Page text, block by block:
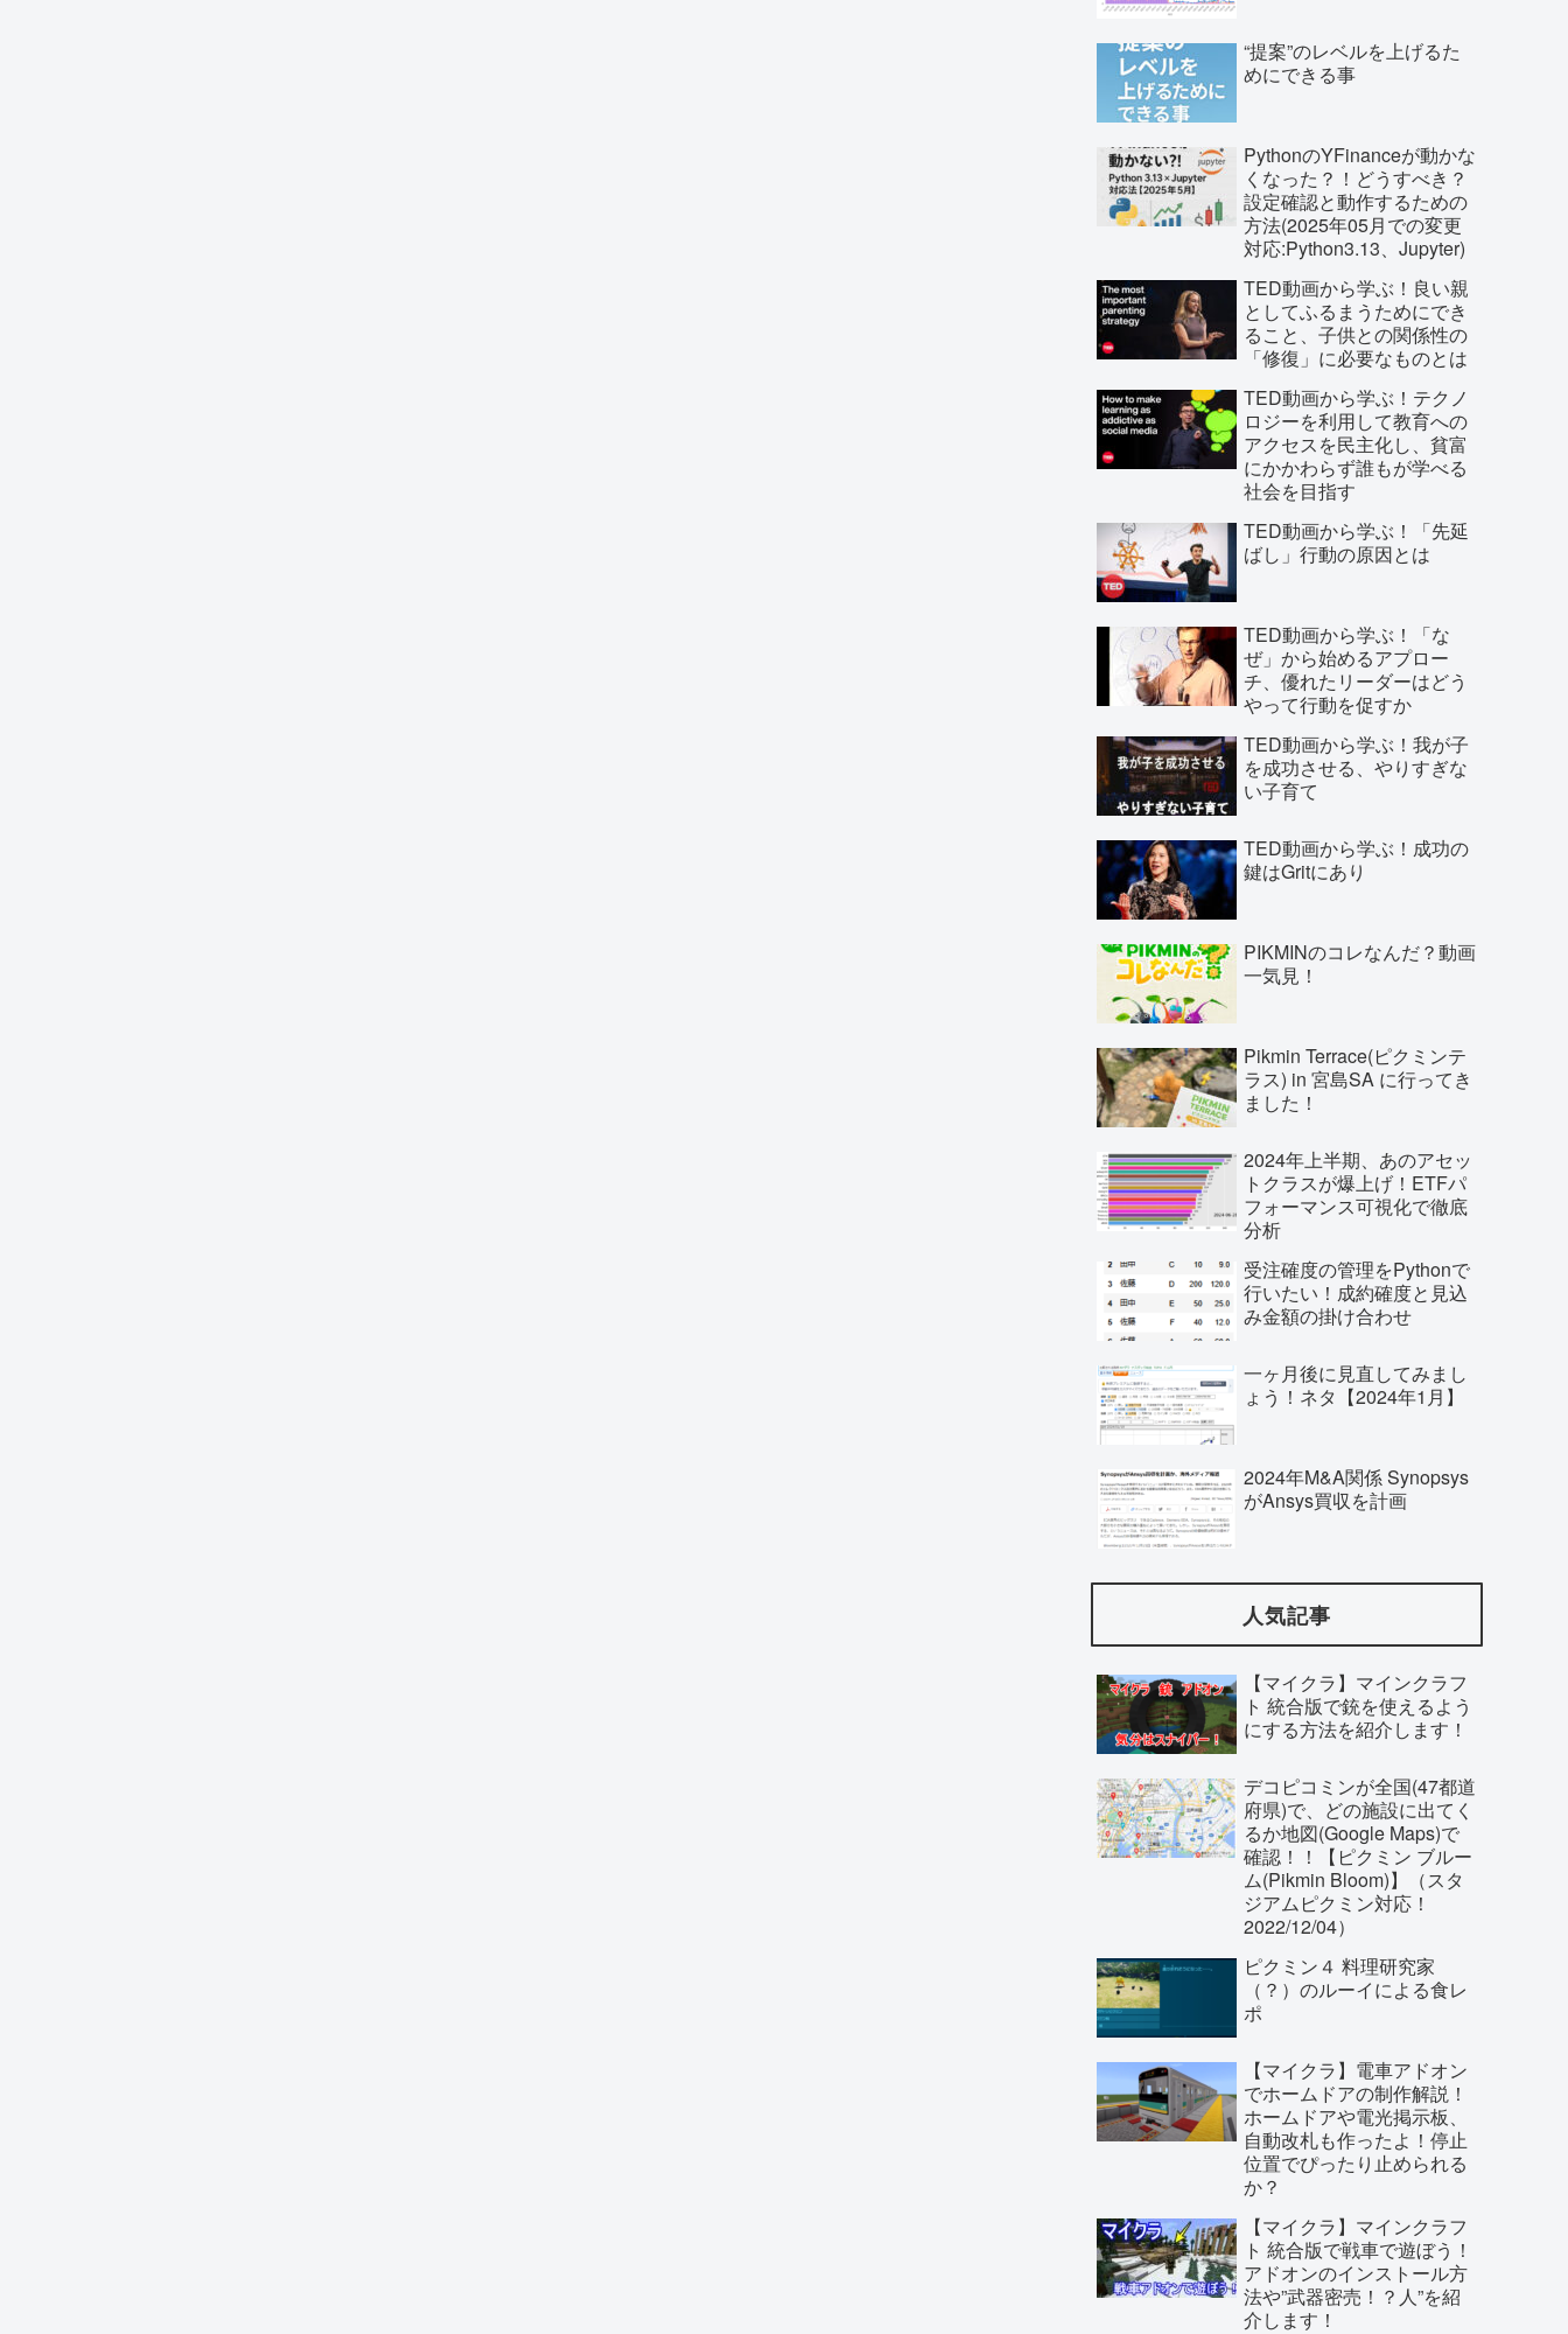
“提案”のレベルを上げるた
めにできる事
PythonのYFinanceが動かな
くなった？！どうすべき？
設定確認と動作するための
方法(2025年05月での変更
対応:Python3.13、Jupyter)
TED動画から学ぶ！良い親
としてふるまうためにでき
ること、子供との関係性の
「修復」に必要なものとは
TED動画から学ぶ！テクノ
ロジーを利用して教育への
アクセスを民主化し、貧富
にかかわらず誰もが学べる
社会を目指す
TED動画から学ぶ！「先延
ばし」行動の原因とは
TED動画から学ぶ！「な
ぜ」から始めるアプロー
チ、優れたリーダーはどう
やって行動を促すか
TED動画から学ぶ！我が子
を成功させる、やりすぎな
い子育て
TED動画から学ぶ！成功の
鍵はGritにあり
PIKMINのコレなんだ？動画
一気見！
Pikmin Terrace(ピクミンテ
ラス) in 宮島SA に行ってき
ました！
2024年上半期、あのアセッ
トクラスが爆上げ！ETFパ
フォーマンス可視化で徹底
分析
受注確度の管理をPythonで
行いたい！成約確度と見込
み金額の掛け合わせ
一ヶ月後に見直してみまし
ょう！ネタ【2024年1月】
2024年M&A関係 Synopsys
がAnsys買収を計画
人気記事
【マイクラ】マインクラフ
ト 統合版で銃を使えるよう
にする方法を紹介します！
デコピコミンが全国(47都道
府県)で、どの施設に出てく
るか地図(Google Maps)で
確認！！【ピクミン ブルー
ム(Pikmin Bloom)】（スタ
ジアムピクミン対応！
2022/12/04）
ピクミン４ 料理研究家
（？）のルーイによる食レ
ポ
【マイクラ】電車アドオン
でホームドアの制作解説！
ホームドアや電光掲示板、
自動改札も作ったよ！停止
位置でぴったり止められる
か？
【マイクラ】マインクラフ
ト 統合版で戦車で遊ぼう！
アドオンのインストール方
法や”武器密売！？人”を紹
介します！